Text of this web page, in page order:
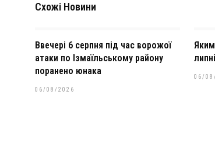
Схожі Новини
Ввечері 6 серпня під час ворожої
атаки по Ізмаїльському району
поранено юнака
06/08/2026
липні
06/